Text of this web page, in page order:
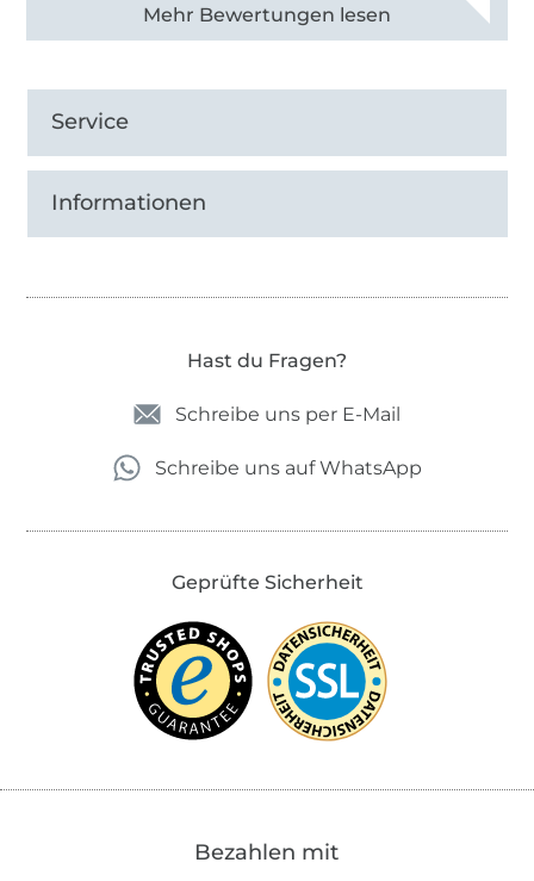
Alle 82950 Bewertungen ansehen
Service
Informationen
Hast du Fragen?
Schreibe uns per E-Mail
Schreibe uns auf WhatsApp
Geprüfte Sicherheit
Bezahlen mit